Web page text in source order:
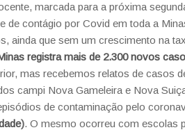
marcada para a próxima
de contágio por Covid em toda a
ainda que sem um crescimento na
registra mais de 2.300 novos
mas recebemos relatos de casos
campi Nova Gameleira e Nova
de contaminação pelo
). O mesmo ocorreu com escolas